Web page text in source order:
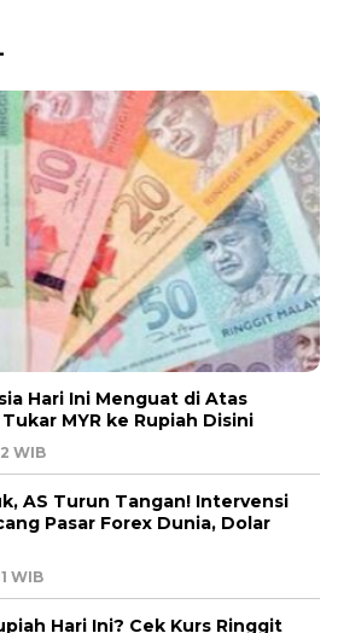
Hari Ini Menguat di Atas
MYR ke Rupiah Disini
WIB
AS Turun Tangan! Intervensi
Pasar Forex Dunia, Dolar
WIB
Hari Ini? Cek Kurs Ringgit